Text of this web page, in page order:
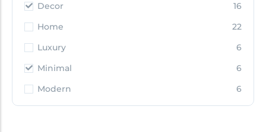
Decor
16
Home
22
Luxury
6
Minimal
6
Modern
6